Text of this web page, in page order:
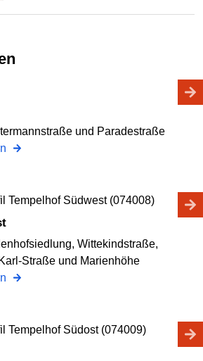
und Paradestraße
Wittekindstraße,
Straße und Marienhöhe